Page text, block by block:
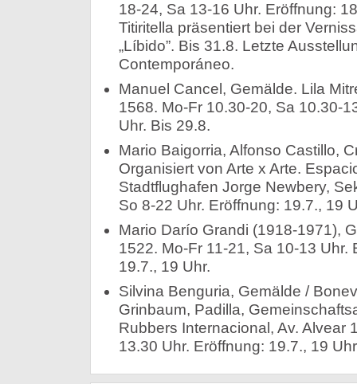
18-24, Sa 13-16 Uhr. Eröffnung:
Titiritella präsentiert bei der
„Líbido”. Bis 31.8. Letzte
Contemporáneo.
Manuel Cancel, Gemälde. Lila
1568. Mo-Fr 10.30-20, Sa 10.30-
Uhr. Bis 29.8.
Mario Baigorria, Alfonso Castillo,
Organisiert von Arte x Arte.
Stadtflughafen Jorge Newbery,
So 8-22 Uhr. Eröffnung: 19.7., 19
Mario Darío Grandi (1918-1971),
1522. Mo-Fr 11-21, Sa 10-13 Uhr.
19.7., 19 Uhr.
Silvina Benguria, Gemälde /
Grinbaum, Padilla,
Rubbers Internacional, Av. Alvear
13.30 Uhr. Eröffnung: 19.7., 19